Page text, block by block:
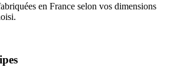
en France selon vos dimensions